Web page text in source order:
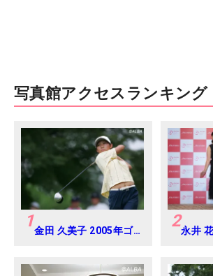
写真館アクセスランキング
1金田 久美子 2005年ゴ
2永井